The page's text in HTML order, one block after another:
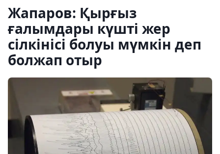
Жапаров: Қырғыз
ғалымдары күшті жер
сілкінісі болуы мүмкін деп
болжап отыр